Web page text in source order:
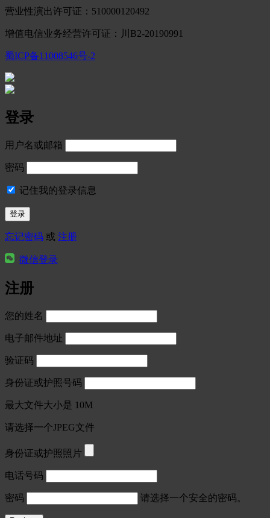
营业性演出许可证：510000120492
增值电信业务经营许可证：川B2-20190991
蜀ICP备11008546号-2
登录
用户名或邮箱
密码
记住我的登录信息
忘记密码 或 注册
微信登录
注册
您的姓名
电子邮件地址
验证码
身份证或护照号码
最大文件大小是 10M
请选择一个JPEG文件
身份证或护照照片
电话号码
密码 请选择一个安全的密码。